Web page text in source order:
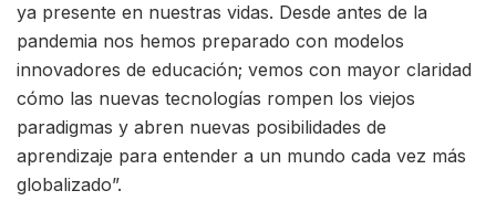
ya presente en nuestras vidas. Desde antes de la
pandemia nos hemos preparado con modelos
innovadores de educación; vemos con mayor claridad
cómo las nuevas tecnologías rompen los viejos
paradigmas y abren nuevas posibilidades de
aprendizaje para entender a un mundo cada vez más
globalizado”.